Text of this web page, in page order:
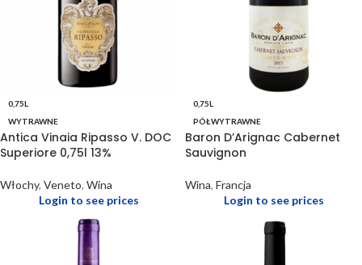
0,75L
WYTRAWNE
Antica Vinaia Ripasso V. DOC
Superiore 0,75l 13%
Włochy, Veneto, Wina
Login to see prices
0,75L
PÓŁWYTRAWNE
Baron D’Arignac Cabernet
Sauvignon
Wina, Francja
Login to see prices